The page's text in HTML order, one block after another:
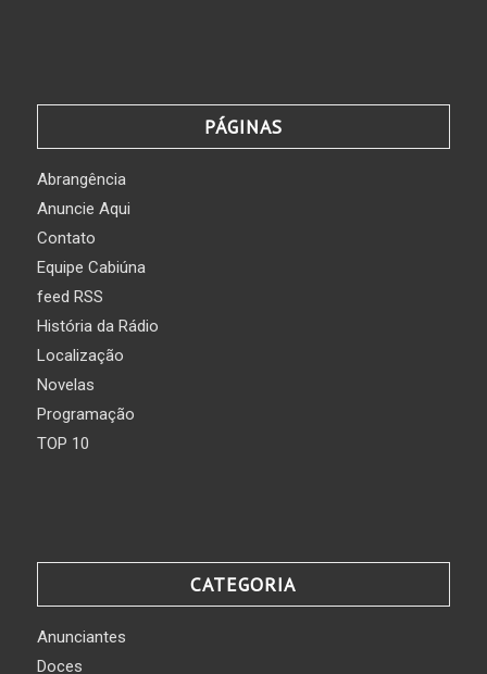
PÁGINAS
Abrangência
Anuncie Aqui
Contato
Equipe Cabiúna
feed RSS
História da Rádio
Localização
Novelas
Programação
TOP 10
CATEGORIA
Anunciantes
Doces